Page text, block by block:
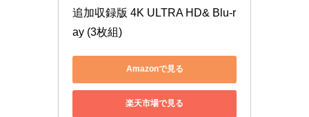
追加収録版 4K ULTRA HD& Blu-r
ay (3枚組)
Amazonで見る
楽天市場で見る